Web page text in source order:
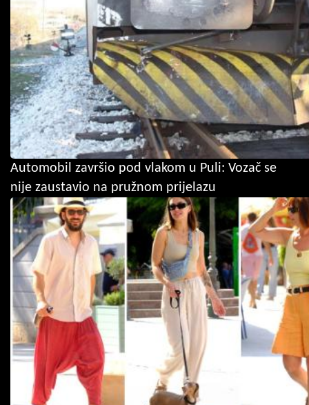
Automobil završio pod vlakom u Puli: Vozač se
nije zaustavio na pružnom prijelazu